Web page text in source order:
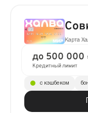
Карта
до 500 000
Кредитный лимит
с кэшбеком